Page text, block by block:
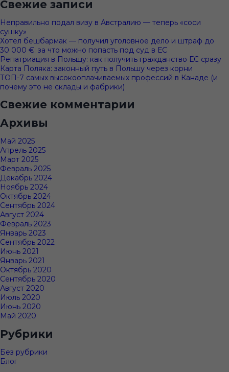
Свежие записи
Неправильно подал визу в Австралию — теперь «соси
сушку»
Хотел бешбармак — получил уголовное дело и штраф до
30 000 €: за что можно попасть под суд в ЕС
Репатриация в Польшу: как получить гражданство ЕС сразу
Карта Поляка: законный путь в Польшу через корни
ТОП-7 самых высокооплачиваемых профессий в Канаде (и
почему это не склады и фабрики)
Свежие комментарии
Архивы
Май 2025
Апрель 2025
Март 2025
Февраль 2025
Декабрь 2024
Ноябрь 2024
Октябрь 2024
Сентябрь 2024
Август 2024
Февраль 2023
Январь 2023
Сентябрь 2022
Июнь 2021
Январь 2021
Октябрь 2020
Сентябрь 2020
Август 2020
Июль 2020
Июнь 2020
Май 2020
Рубрики
Без рубрики
Блог